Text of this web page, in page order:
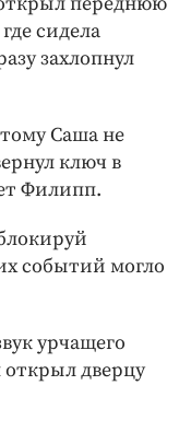
сидела
захлопнул
Саша не
ключ в
Филипп.
событий могло
урчащего
дверцу